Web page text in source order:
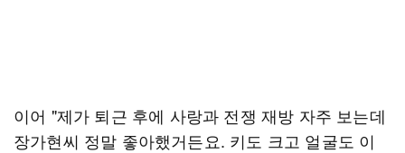
이어 "제가 퇴근 후에 사랑과 전쟁 재방 자주 보는데
장가현씨 정말 좋아했거든요. 키도 크고 얼굴도 이